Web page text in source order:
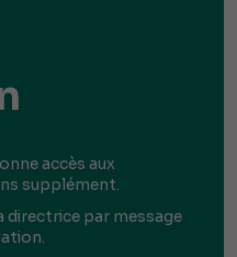
accès aux
supplément.
par message